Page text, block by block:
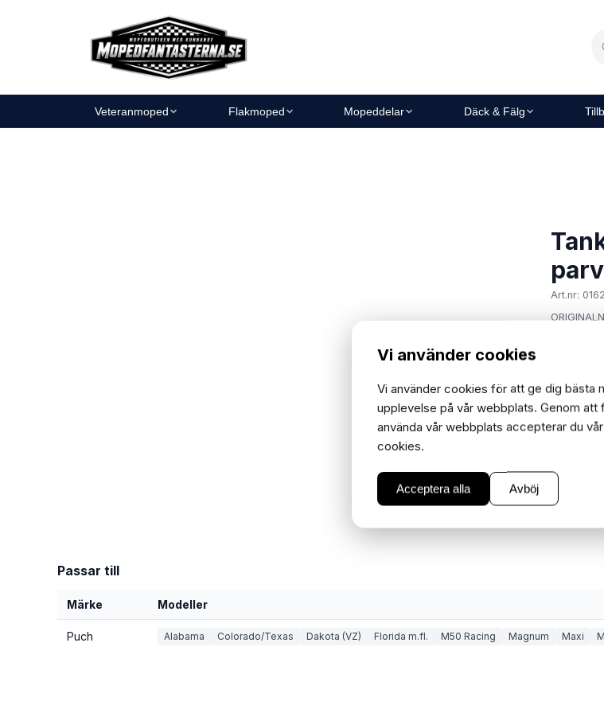
Veteranmoped Flakmoped Mopeddelar Däck & Fälg
Art.nr:
−
Passar till
Märke Modeller
Puch Alabama Colorado/Texas Dakota (VZ) Florida m.fl. M50 Racing Magnum Maxi
Vi använder cookies
Vi använder cookies för att ge dig bästa
upplevelse på vår webbplats. Genom att
använda vår webbplats accepterar du
cookies.
Acceptera alla Avböj